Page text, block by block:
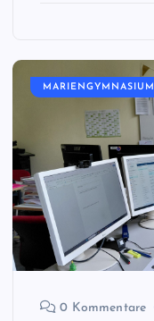
MARIENGYMNASIUM
0 Kommentare